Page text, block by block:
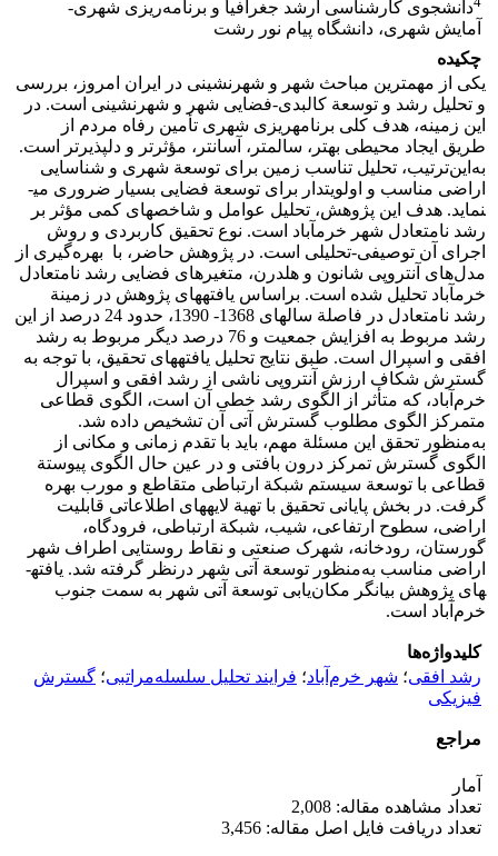
دانشجوی کارشناسی ارشد جغرافیا و برنامه‌ریزی شهری-
آمایش شهری، دانشگاه پیام نور رشت
چکیده
یکی از مهم­ترین مباحث شهر و شهرنشینی در ایران امروز، بررسی
و تحلیل رشد و توسعة کالبدی-فضایی شهر و شهرنشینی است. در
این زمینه، هدف کلی برنامه­ریزی شهری تأمین رفاه مردم از
طریق ایجاد محیطی بهتر، سالم­تر، آسان­تر، مؤثرتر و دلپذیرتر است.
به‌این‌ترتیب، تحلیل تناسب زمین برای توسعة شهری و شناسایی
اراضی مناسب و اولویت­دار برای توسعة­ فضایی بسیار ضروری می­
نماید. هدف این پژوهش، تحلیل عوامل و شاخص­های کمی مؤثر بر
رشد نامتعادل شهر خرم­آباد است. نوع تحقیق کاربردی و روش
اجرای آن توصیفی-تحلیلی است. در پژوهش حاضر، با بهره‌گیری از
مدل‌های آنتروپی شانون و هلدرن، متغیرهای فضایی رشد نامتعادل
خرم­آباد تحلیل شده است. براساس یافته­های پژوهش در زمینة
رشد نامتعادل در فاصلة سال­های 1368- 1390، حدود 24 درصد از این
رشد مربوط به افزایش جمعیت و 76 درصد دیگر مربوط به رشد
افقی و اسپرال است. طبق نتایج تحلیل یافته­های تحقیق، با توجه به
گسترش شکاف ارزش آنتروپی ناشی از رشد افقی و اسپرال
خرم‌آباد، که متأثر از الگوی رشد خطی آن است، الگوی قطاعی
متمرکز الگوی مطلوب گسترش آتی آن تشخیص داده شد.
به‌منظور تحقق این مسئلة مهم، باید با تقدم زمانی و مکانی از
الگوی گسترش تمرکز درون بافتی و در عین حال الگوی پیوستة
قطاعی با توسعة سیستم شبکة ارتباطی متقاطع و مورب بهره
گرفت. در بخش پایانی تحقیق با تهیة لایه­های اطلاعاتی قابلیت
اراضی، سطوح ارتفاعی، شیب، شبکة ارتباطی، فرودگاه،
گورستان، رودخانه، شهرک صنعتی و نقاط روستایی اطراف شهر
اراضی مناسب به‌منظور توسعة آتی شهر درنظر گرفته شد. یافته­
های پژوهش بیانگر مکان‌یابی توسعة آتی شهر به سمت جنوب
خرم‌آباد است.
کلیدواژه‌ها
رشد افقی؛ شهر خرم‌آباد؛ فرایند تحلیل سلسله‌مراتبی؛ گسترش
فیزیکی
مراجع
آمار
تعداد مشاهده مقاله: 2,008
تعداد دریافت فایل اصل مقاله: 3,456